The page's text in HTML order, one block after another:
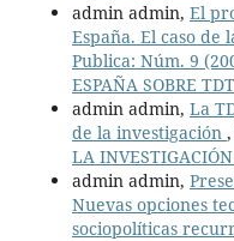
admin admin, El
España. El caso de
Publica: Núm. 9
ESPAÑA SOBRE TDT
admin admin, La
de la investigación ,
LA
admin admin,
Nuevas opciones
sociopolíticas